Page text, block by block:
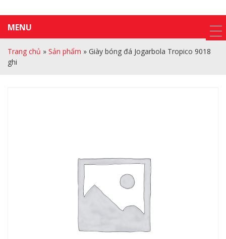
MENU
Trang chủ » Sản phẩm » Giày bóng đá Jogarbola Tropico 9018
ghi